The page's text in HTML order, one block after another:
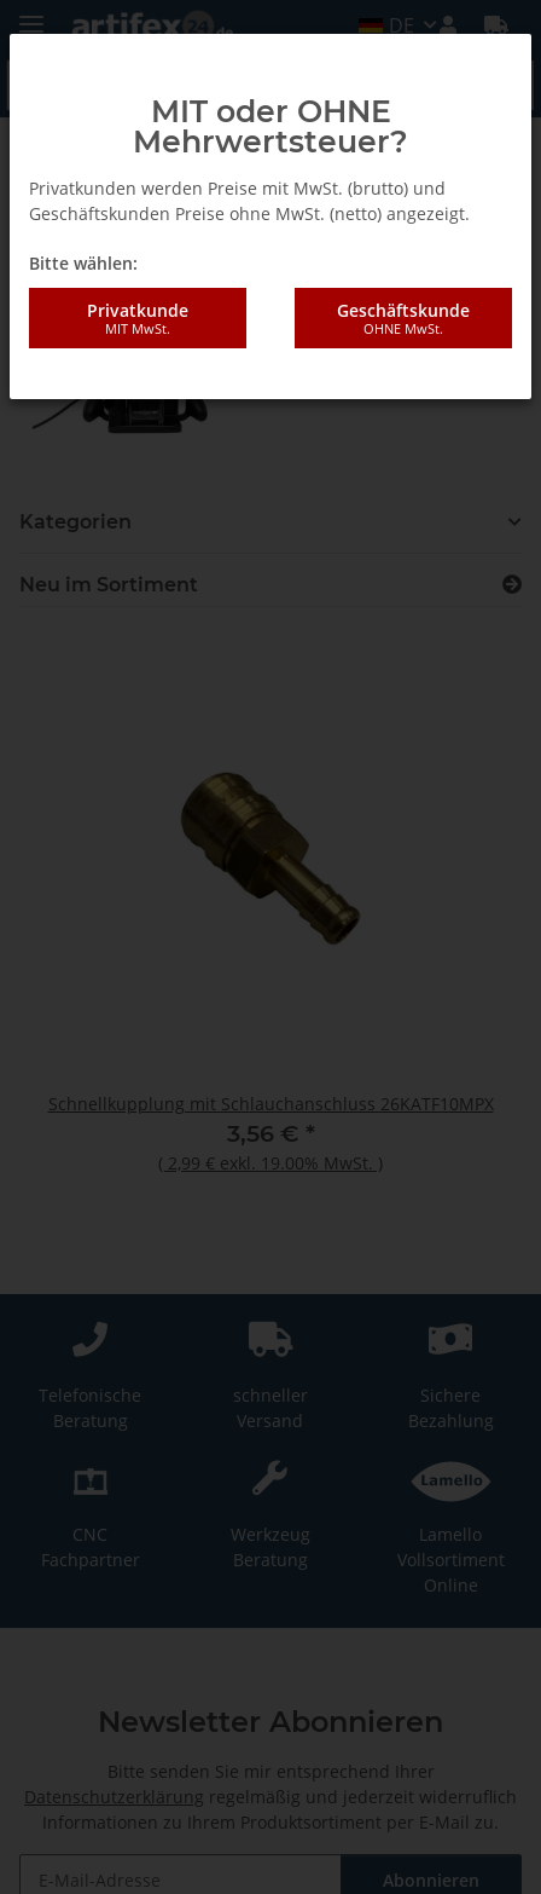
DE
Elektrowerkzeuge
Shaper - Fräsmaschine
Kategorien
Neu im Sortiment
Schnellkupplung mit Schlauchanschluss 26KATF10MPX
3,56 € *
( 2,99 € exkl. 19.00% MwSt. )
Telefonische
Beratung
schneller
Versand
Sichere
Bezahlung
CNC
Fachpartner
Werkzeug
Beratung
Lamello
Vollsortiment
Online
Newsletter Abonnieren
Bitte senden Sie mir entsprechend Ihrer
Datenschutzerklärung regelmäßig und jederzeit widerruflich
Informationen zu Ihrem Produktsortiment per E-Mail zu.
Abonnieren
MIT oder OHNE
Mehrwertsteuer?
Privatkunden werden Preise mit MwSt. (brutto) und
Geschäftskunden Preise ohne MwSt. (netto) angezeigt.
Bitte wählen:
Privatkunde
MIT MwSt.
Geschäftskunde
OHNE MwSt.